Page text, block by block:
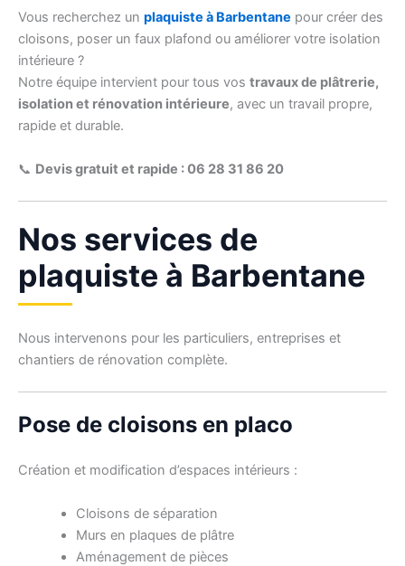
Vous recherchez un plaquiste à Barbentane pour créer des
cloisons, poser un faux plafond ou améliorer votre isolation
intérieure ?
Notre équipe intervient pour tous vos travaux de plâtrerie,
isolation et rénovation intérieure, avec un travail propre,
rapide et durable.
📞 Devis gratuit et rapide : 06 28 31 86 20
Nos services de
plaquiste à Barbentane
Nous intervenons pour les particuliers, entreprises et
chantiers de rénovation complète.
Pose de cloisons en placo
Création et modification d’espaces intérieurs :
Cloisons de séparation
Murs en plaques de plâtre
Aménagement de pièces